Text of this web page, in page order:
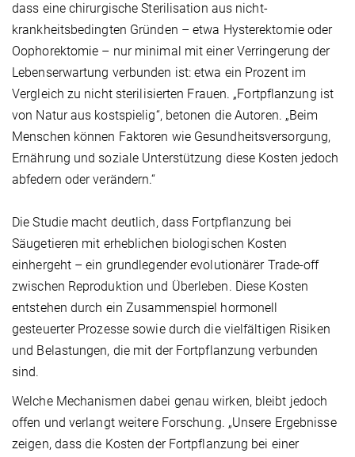
dass eine chirurgische Sterilisation aus nicht-
krankheitsbedingten Gründen – etwa Hysterektomie oder
Oophorektomie – nur minimal mit einer Verringerung der
Lebenserwartung verbunden ist: etwa ein Prozent im
Vergleich zu nicht sterilisierten Frauen. „Fortpflanzung ist
von Natur aus kostspielig“, betonen die Autoren. „Beim
Menschen können Faktoren wie Gesundheitsversorgung,
Ernährung und soziale Unterstützung diese Kosten jedoch
abfedern oder verändern.“
Die Studie macht deutlich, dass Fortpflanzung bei
Säugetieren mit erheblichen biologischen Kosten
einhergeht – ein grundlegender evolutionärer Trade-off
zwischen Reproduktion und Überleben. Diese Kosten
entstehen durch ein Zusammenspiel hormonell
gesteuerter Prozesse sowie durch die vielfältigen Risiken
und Belastungen, die mit der Fortpflanzung verbunden
sind.
Welche Mechanismen dabei genau wirken, bleibt jedoch
offen und verlangt weitere Forschung. „Unsere Ergebnisse
zeigen, dass die Kosten der Fortpflanzung bei einer